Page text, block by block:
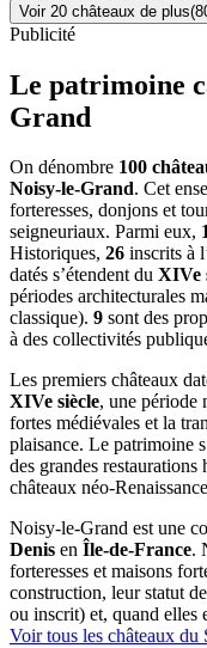
Voir 20 châteaux de plus(
Publicité
Le patrimoine
Grand
On dénombre 100
Noisy-le-Grand. Cet
forteresses, donjons et
seigneuriaux. Parmi eux,
Historiques, 26 inscrits à
datés s’étendent du XIVe
périodes architecturales
classique). 9 sont des
à des collectivités
Les premiers châteaux
XIVe siècle, une période
fortes médiévales et la
plaisance. Le patrimoine
des grandes
châteaux néo-
Noisy-le-Grand est une
Denis en Île-de-France.
forteresses et maisons
construction, leur statut
ou inscrit) et, quand elles
Voir tous les châteaux du